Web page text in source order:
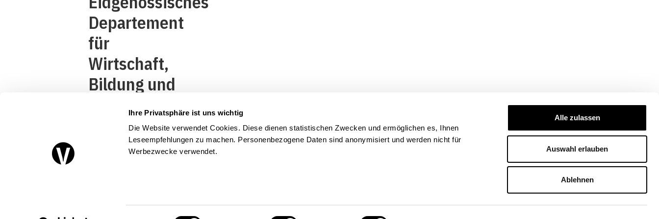
Ihre Privatsphäre ist uns wichtig
Die Website verwendet Cookies. Diese dienen statistischen Zwecken und ermöglichen es, Ihnen
Leseempfehlungen zu machen. Personenbezogene Daten sind anonymisiert und werden nicht für
Werbezwecke verwendet.
Alle zulassen
Auswahl erlauben
Ablehnen
Departement
für
Wirtschaft,
Bildung und
Forschung
Staatssekretariat